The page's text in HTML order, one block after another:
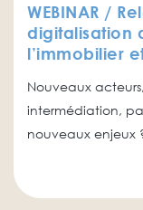
WEBINAR /
digitalisation
l’immobilier
Nouveaux
intermédiation,
nouveaux enjeux